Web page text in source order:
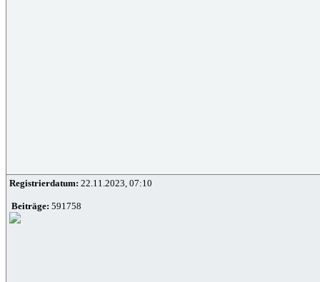
Registrierdatum: 22.11.2023, 07:10
Beiträge: 591758